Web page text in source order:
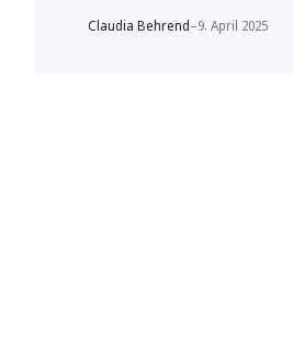
Claudia Behrend–9. April 2025